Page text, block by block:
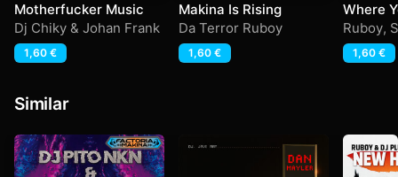
Motherfucker Music
Dj Chiky & Johan Frank
1,60 €
Makina Is Rising
Da Terror Ruboy
1,60 €
Where
Ruboy,
1,60 €
Similar